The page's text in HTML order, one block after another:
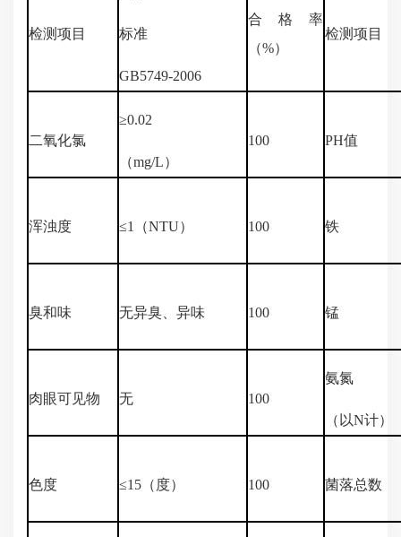
检测项目 标准
GB5749-2006
合格率
（%）
检测项目
二氧化氯
≥0.02
（mg/L）
100 PH值
浑浊度 ≤1（NTU） 100 铁
臭和味 无异臭、异味 100 锰
肉眼可见物 无 100
氨氮
（以N计）
色度 ≤15（度） 100 菌落总数